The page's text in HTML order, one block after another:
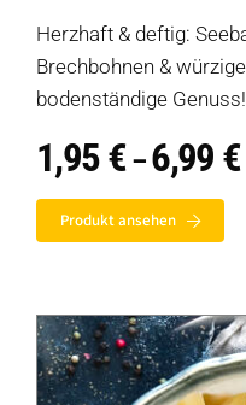
Herzhaft & deftig:
Brechbohnen &
bodenständige Genuss!
1,95€ –6,99 €
Produkt ansehen